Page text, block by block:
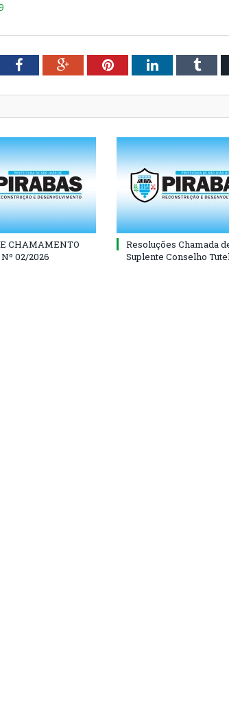
FacebookGoogle+PinterestLinkedIn
CHAMAMENTO
02/2026
Resoluções Chamada
Suplente Conselho